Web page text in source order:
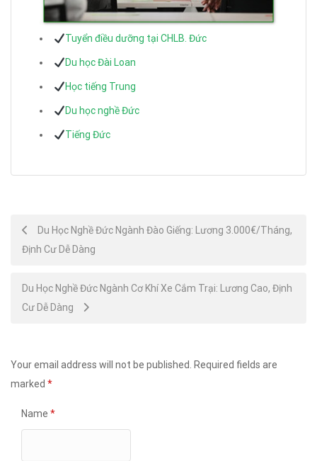
Tuyển điều dưỡng tại CHLB. Đức
Du học Đài Loan
Học tiếng Trung
Du học nghề Đức
Tiếng Đức
Post
navigation
Du Học Nghề Đức Ngành Đào Giếng: Lương 3.000€/Tháng,
Định Cư Dễ Dàng
Du Học Nghề Đức Ngành Cơ Khí Xe Cắm Trại: Lương Cao, Định
Cư Dễ Dàng
Your email address will not be published. Required fields are
marked *
Name *